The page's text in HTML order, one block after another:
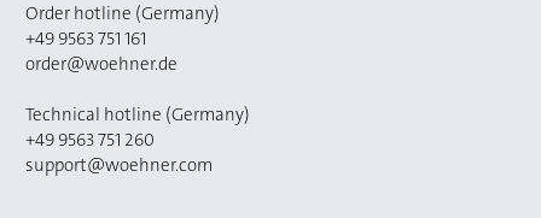
Order hotline (Germany)
+49 9563 751 161
order@woehner.de
Technical hotline (Germany)
+49 9563 751 260
support@woehner.com